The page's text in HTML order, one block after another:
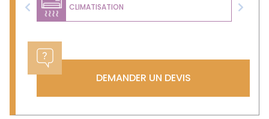
CLIMATISATION
Previous Next
DEMANDER UN DEVIS